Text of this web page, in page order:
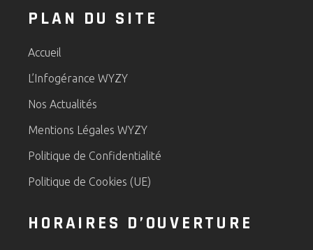
PLAN DU SITE
Accueil
L’Infogérance WYZY
Nos Actualités
Mentions Légales WYZY
Politique de Confidentialité
Politique de Cookies (UE)
HORAIRES D’OUVERTURE